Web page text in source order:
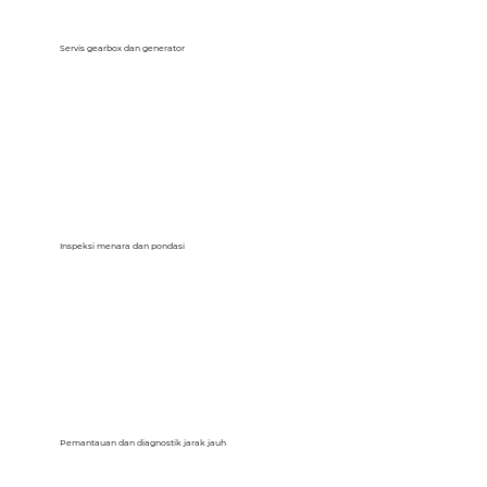
Servis gearbox dan generator
Inspeksi menara dan pondasi
Pemantauan dan diagnostik jarak jauh